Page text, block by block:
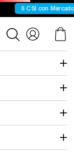
6 CSI con Mercado